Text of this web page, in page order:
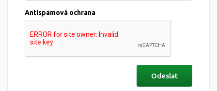
Antispamová ochrana